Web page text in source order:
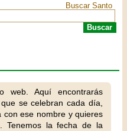
Buscar Santo
web. Aquí encontrarás
se celebran cada día,
con ese nombre y quieres
. Tenemos la fecha de la